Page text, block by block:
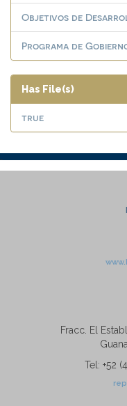
Objetivos de
Programa de
Has File(s)
true
Fracc. El
Tel: +52